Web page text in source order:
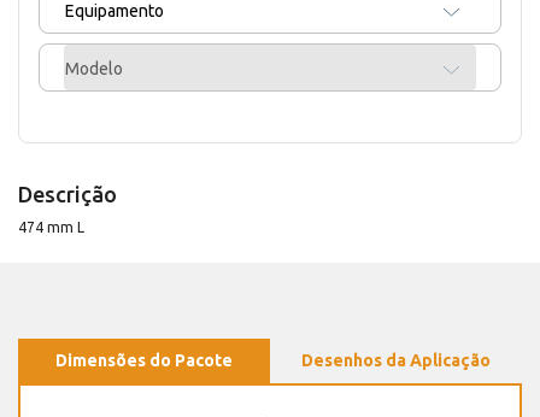
Equipamento
Modelo
Descrição
474 mm L
Dimensões do Pacote Desenhos da Aplicação